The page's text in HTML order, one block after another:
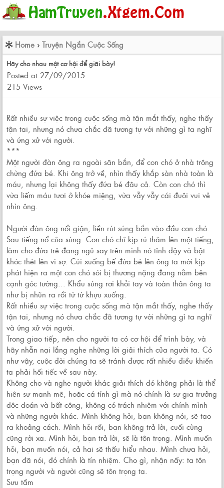
Home › Truyện Ngắn Cuộc Sống
Hãy cho nhau một cơ hội để giãi bày!
Posted at 27/09/2015
215 Views
Rất nhiều sự việc trong cuộc sống mà tận mắt thấy, nghe thấy
tận tai, nhưng nó chưa chắc đã tương tự với những gì ta nghĩ
và ứng xử với người.
***
Một người đàn ông ra ngoài săn bắn, để con chó ở nhà trông
chừng đứa bé. Khi ông trở về, nhìn thấy khắp sàn nhà toàn là
máu, nhưng lại không thấy đứa bé đâu cả. Còn con chó thì
vừa liếm máu tươi ở khóe miệng, vừa vẫy vẫy cái đuôi vui vẻ
nhìn ông.
Người đàn ông nổi giận, liền rút súng bắn vào đầu con chó.
Sau tiếng nổ của súng. Con chó chỉ kịp rú thảm lên một tiếng,
làm cho đứa trẻ đang ngủ say trên mình nó tỉnh dậy và bật
khóc thét lên vì sợ. Cúi xuống bế đứa bé lên ông ta mới kịp
phát hiện ra một con chó sói bị thương nặng đang nằm bên
cạnh góc tường... Khẩu súng rơi khỏi tay và toàn thân ông ta
như bị nhũn ra rồi từ từ khựu xuống.
Rất nhiều sự việc trong cuộc sống mà tận mắt thấy, nghe thấy
tận tai, nhưng nó chưa chắc đã tương tự với những gì ta nghĩ
và ứng xử với người.
Trong giao tiếp, nên cho người ta có cơ hội để trình bày, và
hãy nhẫn nại lắng nghe những lời giải thích của người ta. Có
như vậy, cuộc đời chúng ta sẽ tránh được rất nhiều điều khiến
ta phải hối tiếc về sau này.
Không cho và nghe người khác giải thích đó không phải là thể
hiện sự mạnh mẽ, hoặc cá tính gì mà nó chính là sự gia trưởng
độc đoán và bất công, không có trách nhiệm với chính mình
và những người khác. Mình không hỏi, bạn không nói, sẽ tạo
ra khoảng cách. Mình hỏi rồi, bạn không trả lời, cuối cùng
cũng rời xa. Mình hỏi, bạn trả lời, sẽ là tôn trọng. Mình muốn
hỏi, bạn muốn nói, cả hai sẽ thấu hiểu nhau. Mình chưa hỏi,
bạn đã nói, đó chính là tín nhiệm. Cho gì, nhận nấy: ta tôn
trọng người và người cũng sẽ tôn trọng ta.
Sưu tầm